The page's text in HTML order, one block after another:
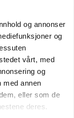
og annonser
og
vårt, med
og
med annen
eller som de
deres.
i sjokk etter
støtte til både
tap, frykt
nå å få
for å kunne